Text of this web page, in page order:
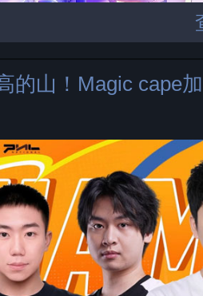
的山！Magic cape